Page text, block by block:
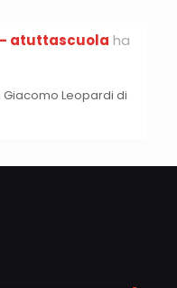
atuttascuola ha
Giacomo Leopardi di